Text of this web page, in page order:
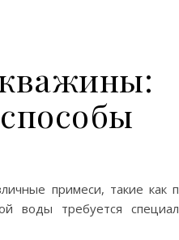
примеси, такие как
воды требуется